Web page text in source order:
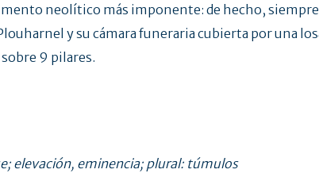
neolítico más imponente: de hecho,
y su cámara funeraria cubierta por una
9 pilares.
elevación, eminencia; plural: túmulos